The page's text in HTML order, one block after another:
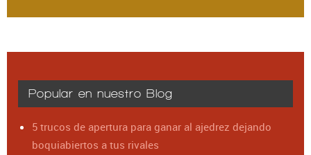
Popular en nuestro Blog
5 trucos de apertura para ganar al ajedrez dejando
boquiabiertos a tus rivales